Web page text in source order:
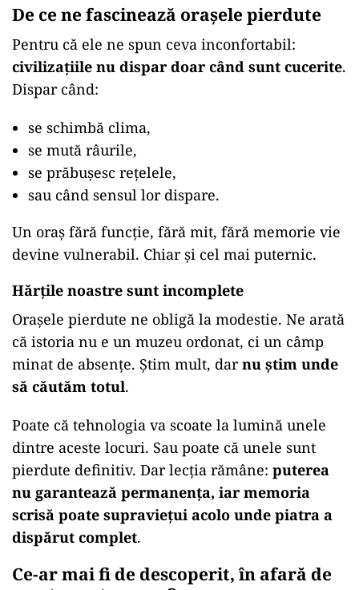
De ce ne fascinează orașele pierdute
Pentru că ele ne spun ceva inconfortabil:
civilizațiile nu dispar doar când sunt cucerite.
Dispar când:
se schimbă clima,
se mută râurile,
se prăbușesc rețelele,
sau când sensul lor dispare.
Un oraș fără funcție, fără mit, fără memorie vie
devine vulnerabil. Chiar și cel mai puternic.
Hărțile noastre sunt incomplete
Orașele pierdute ne obligă la modestie. Ne arată
că istoria nu e un muzeu ordonat, ci un câmp
minat de absențe. Știm mult, darnu știm unde
să căutăm totul.
Poate că tehnologia va scoate la lumină unele
dintre aceste locuri. Sau poate că unele sunt
pierdute definitiv. Dar lecția rămâne: puterea
nu garantează permanența, iar memoria
scrisă poate supraviețui acolo unde piatra a
dispărut complet.
Ce-ar mai fi de descoperit, în afară de